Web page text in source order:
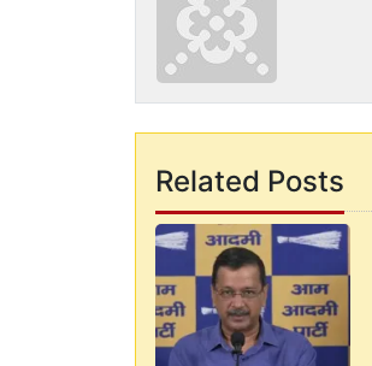
Related Posts